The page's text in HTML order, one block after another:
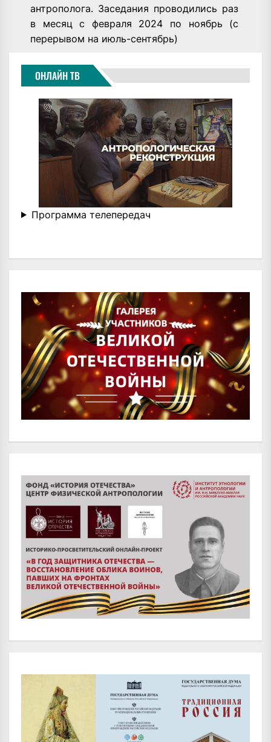
антрополога. Заседания проводились раз
в месяц с февраля 2024 по ноябрь (с
перерывом на июль-сентябрь)
ОНЛАЙН ТВ
Программа телепередач